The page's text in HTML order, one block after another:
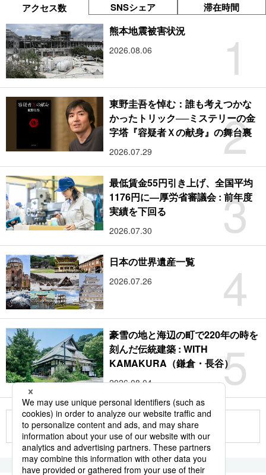
アクセス数 SNSシェア 滞在時間
1
熊本地震被害状況
2026.08.06
2
東野圭吾を悼む：誰も考えつかな
かったトリック──ミステリーの金
字塔『容疑者Ｘの献身』の舞台裏
2026.07.29
3
最低賃金55円引き上げ、全国平均
1176円に―厚労省審議会 : 前年度
実績を下回る
2026.07.30
4
日本の世界遺産一覧
2026.07.26
5
豪雪の地と海辺の町で220年の時を
刻んだ伝統建築 : WITH
KAMAKURA（鎌倉・長谷）
2026.08.04
もっと見る